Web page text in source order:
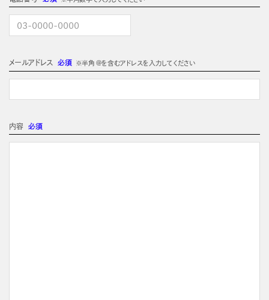
メールアドレス 必須 ※半角 @を含むアドレスを入力してください
内容 必須